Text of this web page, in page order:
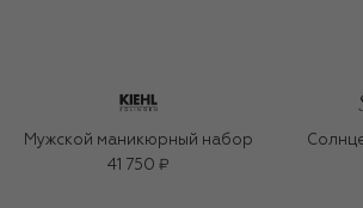
Мужской маникюрный набор
41 750 ₽